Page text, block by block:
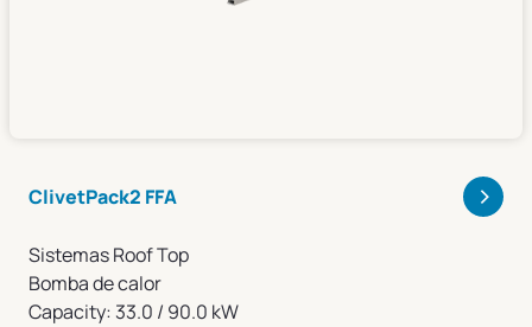
ClivetPack2 FFA >
Sistemas Roof Top
Bomba de calor
Capacity: 33.0 / 90.0 kW